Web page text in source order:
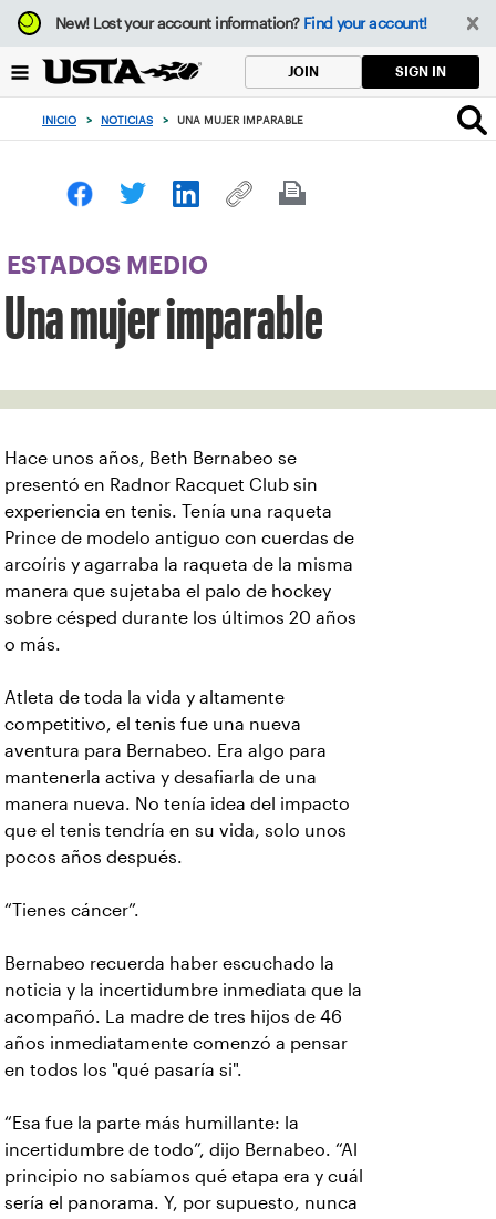
Enfoque
desde
botón
volver
principio
New!Lost your account information? Find your account!
JOIN SIGN IN
INICIO > NOTICIAS > UNA MUJER IMPARABLE
ESTADOS MEDIO
Una mujer imparable
Hace unos años, Beth Bernabeo se
presentó en Radnor Racquet Club sin
experiencia en tenis. Tenía una raqueta
Prince de modelo antiguo con cuerdas de
arcoíris y agarraba la raqueta de la misma
manera que sujetaba el palo de hockey
sobre césped durante los últimos 20 años
o más.
Atleta de toda la vida y altamente
competitivo, el tenis fue una nueva
aventura para Bernabeo. Era algo para
mantenerla activa y desafiarla de una
manera nueva. No tenía idea del impacto
que el tenis tendría en su vida, solo unos
pocos años después.
“Tienes cáncer”.
Bernabeo recuerda haber escuchado la
noticia y la incertidumbre inmediata que la
acompañó. La madre de tres hijos de 46
años inmediatamente comenzó a pensar
en todos los "qué pasaría si".
“Esa fue la parte más humillante: la
incertidumbre de todo”, dijo Bernabeo. “Al
principio no sabíamos qué etapa era y cuál
sería el panorama. Y, por supuesto, nunca